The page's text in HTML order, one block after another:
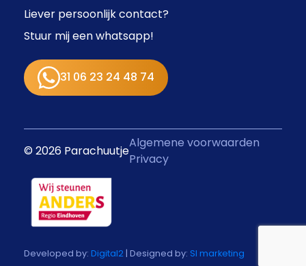
Liever persoonlijk contact?
Stuur mij een whatsapp!
31 06 23 24 48 74
© 2026 Parachuutje
Algemene voorwaarden
Privacy
Developed by: Digital2 | Designed by: SI marketing